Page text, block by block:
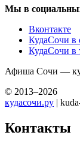
Мы в
Вконтакте
КудаСочи в
КудаСочи в
Афиша Сочи —
© 2013–2026
кудасочи.ру |
Контакты